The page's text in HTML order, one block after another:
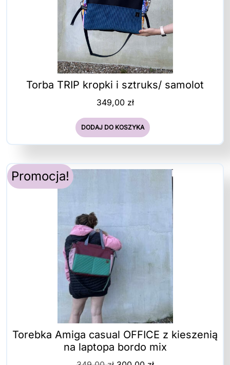
Torba TRIP kropki i sztruks/ samolot
349,00 zł
DODAJ DO KOSZYKA
Promocja!
Torebka Amiga casual OFFICE z kieszenią
na laptopa bordo mix